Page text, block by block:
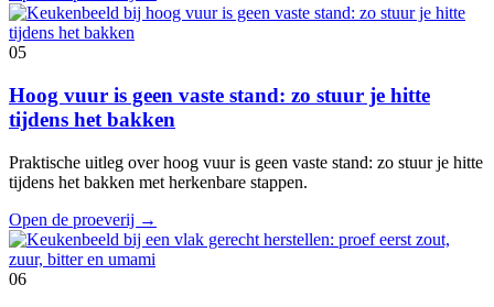
05
Hoog vuur is geen vaste stand: zo stuur je hitte
tijdens het bakken
Praktische uitleg over hoog vuur is geen vaste stand: zo stuur je hitte
tijdens het bakken met herkenbare stappen.
Open de proeverij →
06